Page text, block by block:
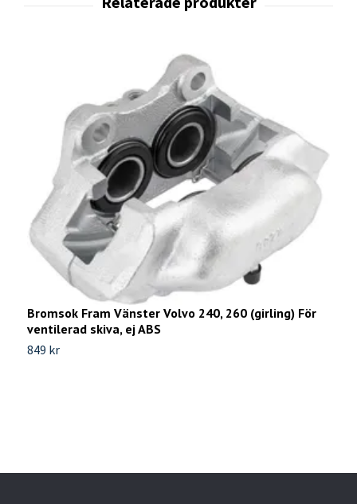
Bromsok Fram Vänster Volvo 240, 260 (girling) För
ventilerad skiva, ej ABS
849 kr